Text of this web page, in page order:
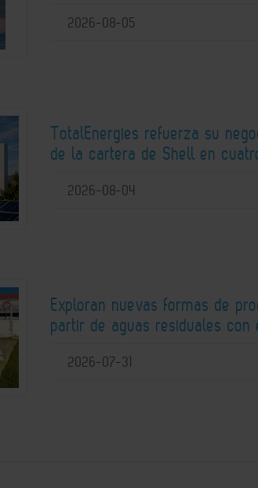
2026-08-05
TotalEnergies refuerza su
de la cartera de Shell en
2026-08-04
Exploran nuevas formas de
partir de aguas residuales con
2026-07-31